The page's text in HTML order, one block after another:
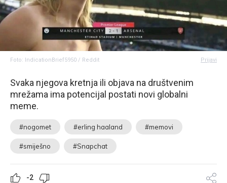
Foto: IndicationBrief5950 / Reddit Prijavi
Svaka njegova kretnja ili objava na društvenim
mrežama ima potencijal postati novi globalni
meme.
#nogomet #erling haaland #memovi
#smiješno #Snapchat
-2